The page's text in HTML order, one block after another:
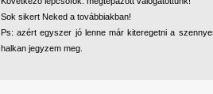
Sok sikert Neked a továbbiakban!
Ps: azért egyszer jó lenne már kiteregetni a
halkan jegyzem meg.